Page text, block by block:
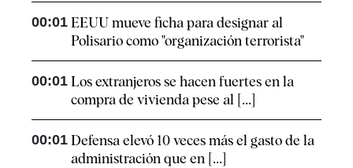
00:01 EEUU mueve ficha para designar al
Polisario como "organización terrorista"
00:01 Los extranjeros se hacen fuertes en la
compra de vivienda pese al [...]
00:01 Defensa elevó 10 veces más el gasto de la
administración que en [...]